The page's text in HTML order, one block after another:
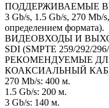
ПОДДЕРЖИВАЕМЫЕ
3 Gb/s, 1.5 Gb/s, 270 Mb/
определением формата).
ВИДЕОВХОДЫ И
SDI (SMPTE 259/292/
РЕКОМЕНДУЕМЫЕ
КОАКСИАЛЬНЫЙ
270 Mb/s: 400 м.
1.5 Gb/s: 200 м.
3 Gb/s: 140 м.